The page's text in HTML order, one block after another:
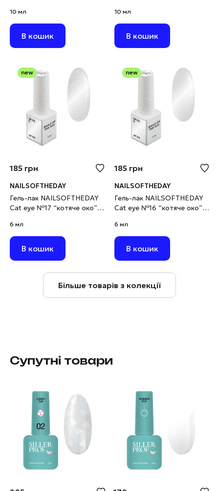
поталлю та шимером, 10
мл
10 мл
В кошик
10 мл
10 мл
В кошик
new
185 грн
NAILSOFTHEDAY
Гель-лак NAILSOFTHEDAY
Cat eye №17 “котяче око”
6 мл
6 мл
В кошик
new
185 грн
NAILSOFTHEDAY
Гель-лак NAILSOFTHEDAY
Cat eye №16 “котяче око”
6 мл
6 мл
В кошик
Більше товарів з колекції
Супутні товари